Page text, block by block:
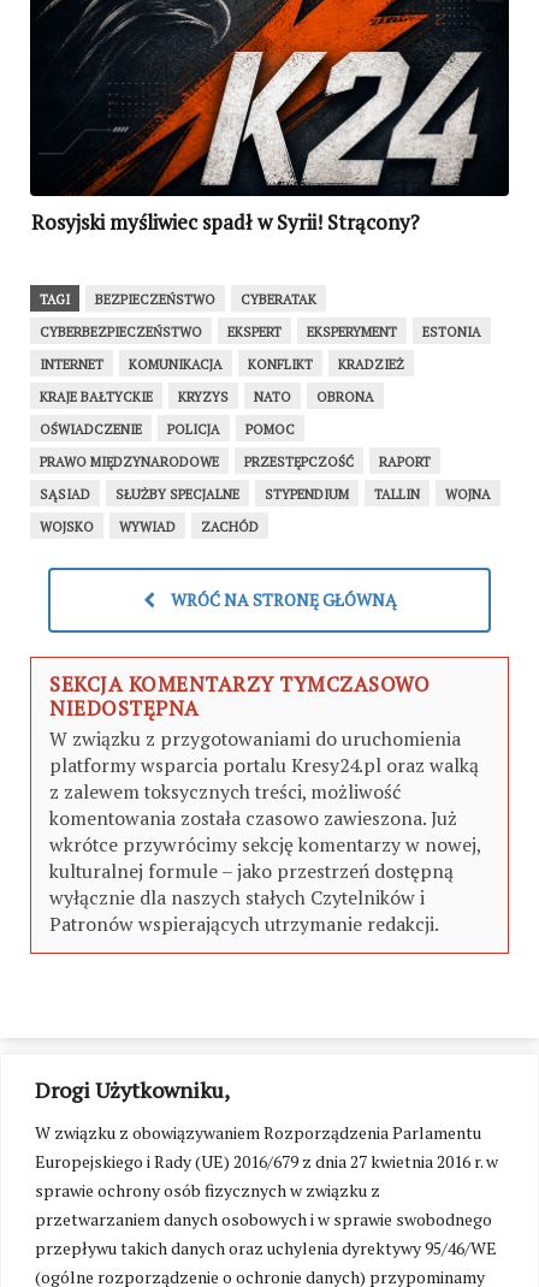
Drogi Użytkowniku,
W związku z obowiązywaniem Rozporządzenia Parlamentu
Europejskiego i Rady (UE) 2016/679 z dnia 27 kwietnia 2016 r. w
sprawie ochrony osób fizycznych w związku z
przetwarzaniem danych osobowych i w sprawie swobodnego
przepływu takich danych oraz uchylenia dyrektywy 95/46/WE
(ogólne rozporządzenie o ochronie danych) przypominamy
Rosyjski myśliwiec spadł w Syrii! Strącony?
TAGI BEZPIECZEŃSTWO
CYBERATAK
CYBERBEZPIECZEŃSTWO
EKSPERT EKSPERYMENT
ESTONIA
INTERNET
KOMUNIKACJA KONFLIKT
KRADZIEŻ
KRAJE BAŁTYCKIE
KRYZYS NATO
OBRONA
OŚWIADCZENIE
POLICJA
POMOC
PRAWO MIĘDZYNARODOWE
PRZESTĘPCZOŚĆ
RAPORT
SĄSIAD
SŁUŻBY SPECJALNE STYPENDIUM TALLIN
WOJNA
WOJSKO
WYWIAD ZACHÓD
WRÓĆ NA STRONĘ GŁÓWNĄ
SEKCJA KOMENTARZY TYMCZASOWO
NIEDOSTĘPNA
W związku z przygotowaniami do uruchomienia
platformy wsparcia portalu Kresy24.pl oraz walką
z zalewem toksycznych treści, możliwość
komentowania została czasowo zawieszona. Już
wkrótce przywrócimy sekcję komentarzy w nowej,
kulturalnej formule – jako przestrzeń dostępną
wyłącznie dla naszych stałych Czytelników i
Patronów wspierających utrzymanie redakcji.